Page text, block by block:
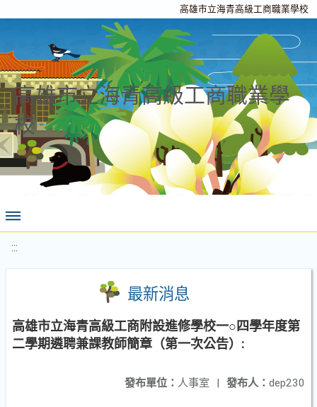
高雄市立海青高級工商職業學校
高雄市立海青高級工商職業學
校
:::
最新消息
高雄市立海青高級工商附設進修學校一○四學年度第
二學期遴聘兼課教師簡章（第一次公告）:
發布人： dep230
發布單位： 人事室 |